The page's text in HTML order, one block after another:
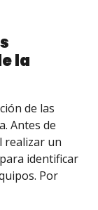
la
de las
Antes de
realizar un
para identificar
Por